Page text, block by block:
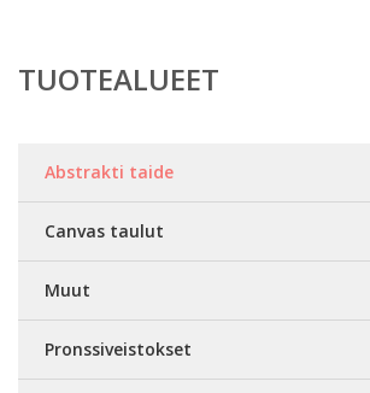
TUOTEALUEET
Abstrakti taide
Canvas taulut
Muut
Pronssiveistokset